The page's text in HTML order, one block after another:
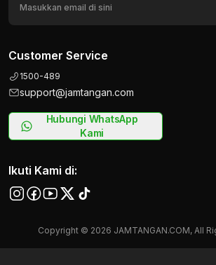
Customer Service
1500-489
support@jamtangan.com
Hubungi WhatsApp
Kami
Ikuti Kami di:
Copyright © 2026 JAMTANGAN.COM, All